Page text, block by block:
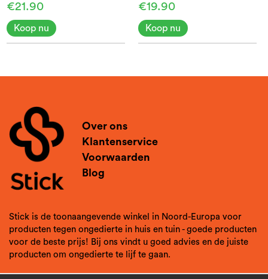
€21.90
Koop nu
€19.90
Koop nu
Over ons
Klantenservice
Voorwaarden
Blog
Stick is de toonaangevende winkel in Noord-Europa voor
producten tegen ongedierte in huis en tuin - goede producten
voor de beste prijs! Bij ons vindt u goed advies en de juiste
producten om ongedierte te lijf te gaan.